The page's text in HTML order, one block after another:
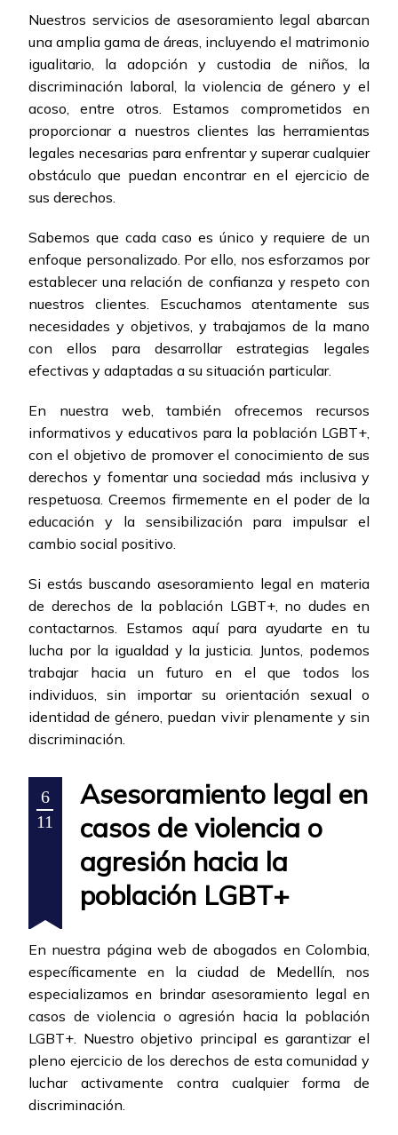
Nuestros servicios de asesoramiento legal abarcan
una amplia gama de áreas, incluyendo el matrimonio
igualitario, la adopción y custodia de niños, la
discriminación laboral, la violencia de género y el
acoso, entre otros. Estamos comprometidos en
proporcionar a nuestros clientes las herramientas
legales necesarias para enfrentar y superar cualquier
obstáculo que puedan encontrar en el ejercicio de
sus derechos.
Sabemos que cada caso es único y requiere de un
enfoque personalizado. Por ello, nos esforzamos por
establecer una relación de confianza y respeto con
nuestros clientes. Escuchamos atentamente sus
necesidades y objetivos, y trabajamos de la mano
con ellos para desarrollar estrategias legales
efectivas y adaptadas a su situación particular.
En nuestra web, también ofrecemos recursos
informativos y educativos para la población LGBT+,
con el objetivo de promover el conocimiento de sus
derechos y fomentar una sociedad más inclusiva y
respetuosa. Creemos firmemente en el poder de la
educación y la sensibilización para impulsar el
cambio social positivo.
Si estás buscando asesoramiento legal en materia
de derechos de la población LGBT+, no dudes en
contactarnos. Estamos aquí para ayudarte en tu
lucha por la igualdad y la justicia. Juntos, podemos
trabajar hacia un futuro en el que todos los
individuos, sin importar su orientación sexual o
identidad de género, puedan vivir plenamente y sin
discriminación.
6
11
Asesoramiento legal en
casos de violencia o
agresión hacia la
población LGBT+
En nuestra página web de abogados en Colombia,
específicamente en la ciudad de Medellín, nos
especializamos en brindar asesoramiento legal en
casos de violencia o agresión hacia la población
LGBT+. Nuestro objetivo principal es garantizar el
pleno ejercicio de los derechos de esta comunidad y
luchar activamente contra cualquier forma de
discriminación.